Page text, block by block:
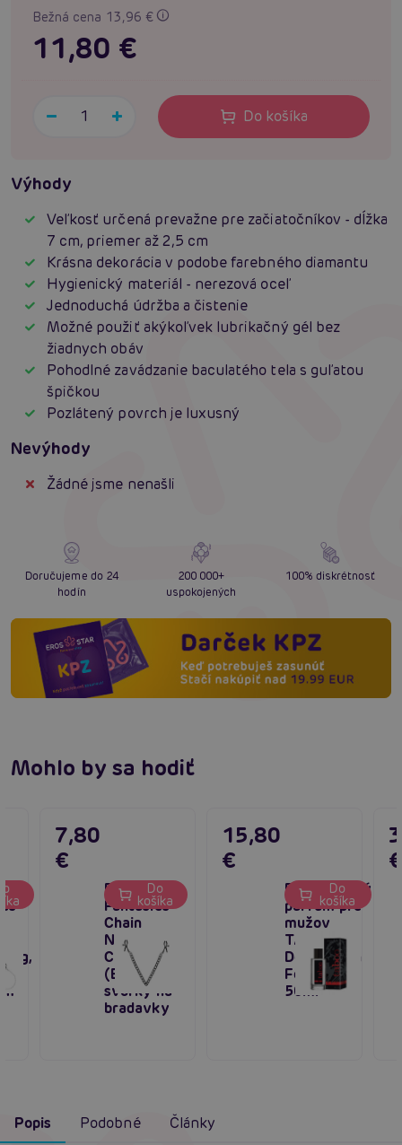
Bežná cena 13,96 €
11,80 €
Do košíka
Výhody
Veľkosť určená prevažne pre začiatočníkov - dĺžka
7 cm, priemer až 2,5 cm
Krásna dekorácia v podobe farebného diamantu
Hygienický materiál - nerezová oceľ
Jednoduchá údržba a čistenie
Možné použiť akýkoľvek lubrikačný gél bez
žiadnych obáv
Pohodlné zavádzanie baculatého tela s guľatou
špičkou
Pozlátený povrch je luxusný
Nevýhody
Žádné jsme nenašli
Doručujeme do 24
hodín
200 000+
uspokojených
100% diskrétnosť
Mohlo by sa hodiť
Bedroom
Fantasies
Chain
Nipple
Clamps
(Black),
svorky na
bradavky
7,80
€
Do
košíka
Feromónový
parfum pre
mužov
TABOO
Domination
For Him
50ml
15,80
€
Do
košíka
Popis Podobné Články